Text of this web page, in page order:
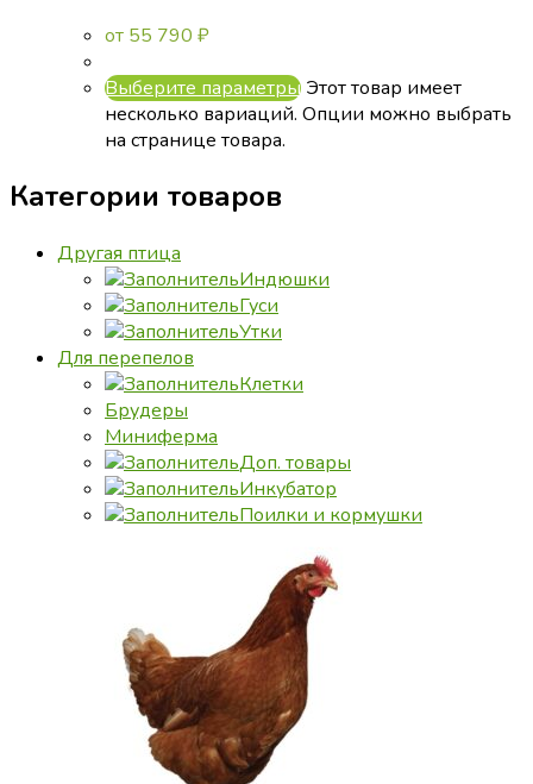
от 55 790 ₽
Выберите параметры Этот товар имеет
несколько вариаций. Опции можно выбрать
на странице товара.
Категории товаров
Другая птица
Индюшки
Гуси
Утки
Для перепелов
Клетки
Брудеры
Миниферма
Доп. товары
Инкубатор
Поилки и кормушки